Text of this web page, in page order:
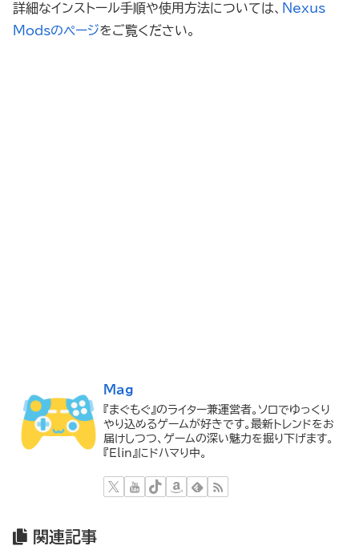
詳細なインストール手順や使用方法については、 Nexus
Modsのページをご覧ください。
Mag
『まぐもぐ』のライター兼運営者。ソロでゆっくり
やり込めるゲームが好きです。最新トレンドをお
届けしつつ、ゲームの深い魅力を掘り下げます。
『Elin』にドハマり中。
関連記事